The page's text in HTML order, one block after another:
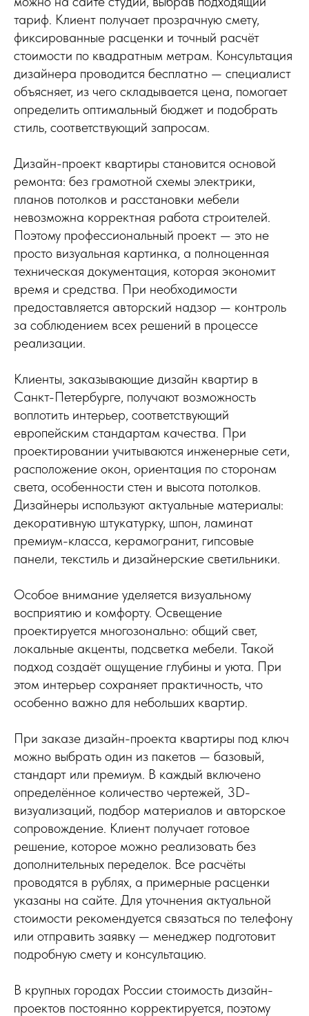
тариф. Клиент получает прозрачную смету,
фиксированные расценки и точный расчёт
стоимости по квадратным метрам. Консультация
дизайнера проводится бесплатно — специалист
объясняет, из чего складывается цена, помогает
определить оптимальный бюджет и подобрать
стиль, соответствующий запросам.
Дизайн-проект квартиры становится основой
ремонта: без грамотной схемы электрики,
планов потолков и расстановки мебели
невозможна корректная работа строителей.
Поэтому профессиональный проект — это не
просто визуальная картинка, а полноценная
техническая документация, которая экономит
время и средства. При необходимости
предоставляется авторский надзор — контроль
за соблюдением всех решений в процессе
реализации.
Клиенты, заказывающие дизайн квартир в
Санкт-Петербурге, получают возможность
воплотить интерьер, соответствующий
европейским стандартам качества. При
проектировании учитываются инженерные сети,
расположение окон, ориентация по сторонам
света, особенности стен и высота потолков.
Дизайнеры используют актуальные материалы:
декоративную штукатурку, шпон, ламинат
премиум-класса, керамогранит, гипсовые
панели, текстиль и дизайнерские светильники.
Особое внимание уделяется визуальному
восприятию и комфорту. Освещение
проектируется многозонально: общий свет,
локальные акценты, подсветка мебели. Такой
подход создаёт ощущение глубины и уюта. При
этом интерьер сохраняет практичность, что
особенно важно для небольших квартир.
При заказе дизайн-проекта квартиры под ключ
можно выбрать один из пакетов — базовый,
стандарт или премиум. В каждый включено
определённое количество чертежей, 3D-
визуализаций, подбор материалов и авторское
сопровождение. Клиент получает готовое
решение, которое можно реализовать без
дополнительных переделок. Все расчёты
проводятся в рублях, а примерные расценки
указаны на сайте. Для уточнения актуальной
стоимости рекомендуется связаться по телефону
или отправить заявку — менеджер подготовит
подробную смету и консультацию.
В крупных городах России стоимость дизайн-
проектов постоянно корректируется, поэтому